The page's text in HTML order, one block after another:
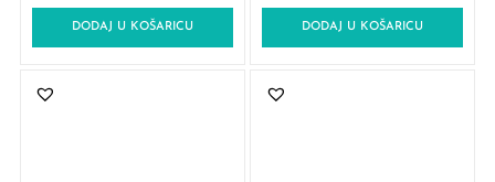
DODAJ U KOŠARICU DODAJ U KOŠARICU